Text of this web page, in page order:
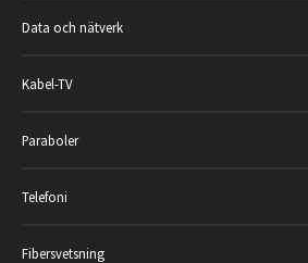
Data och nätverk
Kabel-TV
Paraboler
Telefoni
Fibersvetsning